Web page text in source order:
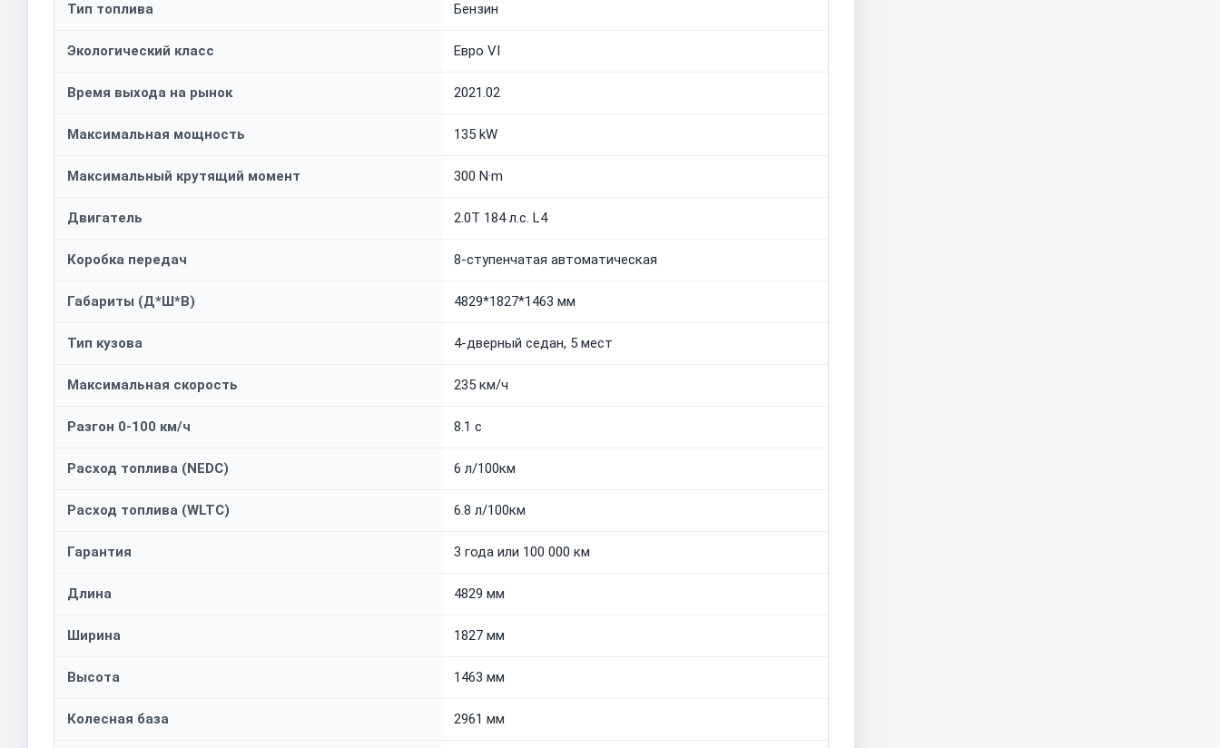
Тип топлива Бензин
Экологический класс Евро VI
Время выхода на рынок 2021.02
Максимальная мощность 135 kW
Максимальный крутящий момент 300 N·m
Двигатель 2.0T 184 л.с. L4
Коробка передач 8-ступенчатая автоматическая
Габариты (Д*Ш*В) 4829*1827*1463 мм
Тип кузова 4-дверный седан, 5 мест
Максимальная скорость 235 км/ч
Разгон 0-100 км/ч 8.1 с
Расход топлива (NEDC) 6 л/100км
Расход топлива (WLTC) 6.8 л/100км
Гарантия 3 года или 100 000 км
Длина 4829 мм
Ширина 1827 мм
Высота 1463 мм
Колесная база 2961 мм